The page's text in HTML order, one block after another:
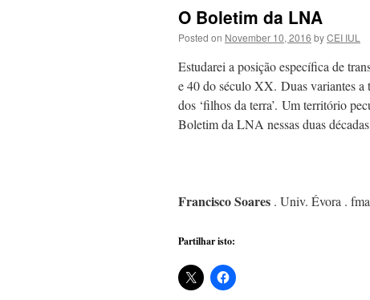
O Boletim da LNA
Posted on November 10, 2016 byCEI IUL
Estudarei a posição específica de
e 40 do século XX. Duas variantes a
dos ‘filhos da terra’. Um território
Boletim da LNA nessas duas
Francisco Soares . Univ. Évora .
Partilhar isto: